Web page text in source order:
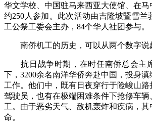
华文学校、中国驻马来西亚大使馆、在
约250人参加。此次活动由吉隆坡暨雪兰
工公祭工委会主办，84个华人社团参
南侨机工的历史，可以从两个数字说
抗日战争时期，在时任南侨总会主
下，3200余名南洋华侨奔赴中国，投身
工作。他们中，既有日夜穿行于险峻山
驾驶员，也有在极端困难条件下抢修车
工。由于恶劣天气、敌机轰炸和疾病，其
命。